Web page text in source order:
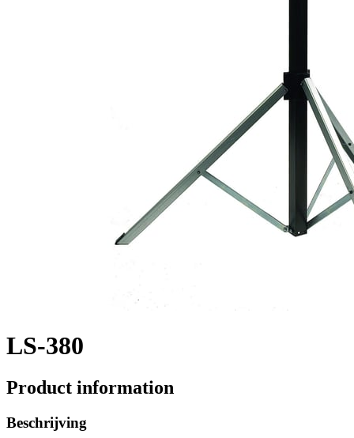
LS-380
Product information
Beschrijving